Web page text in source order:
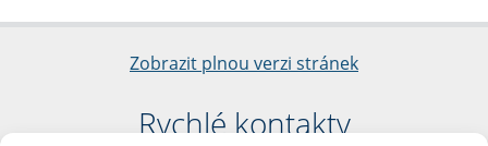
Zobrazit plnou verzi stránek
Rychlé kontakty